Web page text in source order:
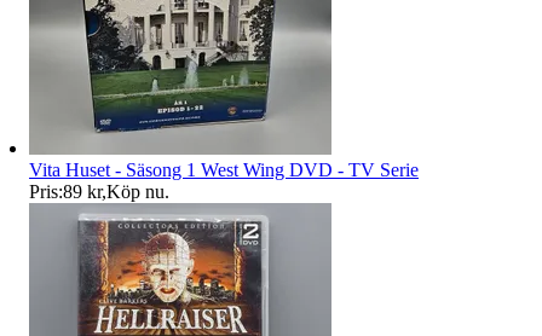
Vita Huset - Säsong 1 West Wing DVD - TV Serie
Pris:89 kr,Köp nu.